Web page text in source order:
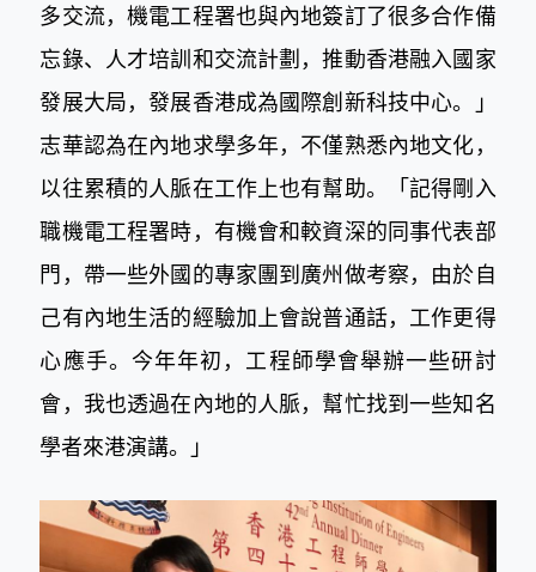
多交流，機電工程署也與內地簽訂了很多合作備
忘錄、人才培訓和交流計劃，推動香港融入國家
發展大局，發展香港成為國際創新科技中心。」
志華認為在內地求學多年，不僅熟悉內地文化，
以往累積的人脈在工作上也有幫助。「記得剛入
職機電工程署時，有機會和較資深的同事代表部
門，帶一些外國的專家團到廣州做考察，由於自
己有內地生活的經驗加上會說普通話，工作更得
心應手。今年年初，工程師學會舉辦一些研討
會，我也透過在內地的人脈，幫忙找到一些知名
學者來港演講。」